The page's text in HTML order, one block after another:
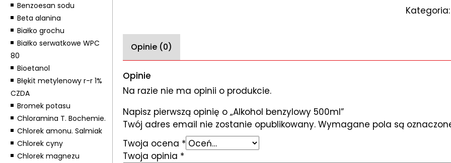
Benzoesan sodu
Beta alanina
Białko grochu
Białko serwatkowe WPC
80
Bioetanol
Błękit metylenowy r-r 1%
CZDA
Bromek potasu
Chloramina T. Bochemie.
Chlorek amonu. Salmiak
Chlorek cyny
Chlorek magnezu
Kategoria:
Opinie (0)
Opinie
Na razie nie ma opinii o produkcie.
Napisz pierwszą opinię o „Alkohol benzylowy 500ml”
Twój adres email nie zostanie opublikowany. Wymagane pola są
Twoja ocena *
Twoja opinia *